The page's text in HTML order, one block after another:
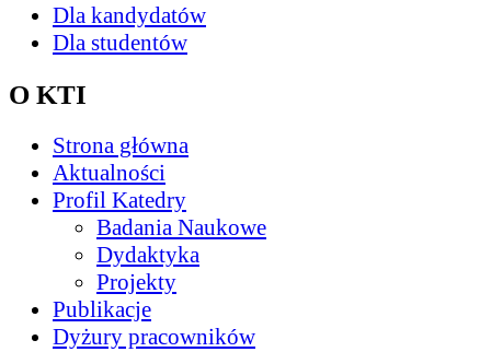
Dla kandydatów
Dla studentów
O KTI
Strona główna
Aktualności
Profil Katedry
Badania Naukowe
Dydaktyka
Projekty
Publikacje
Dyżury pracowników